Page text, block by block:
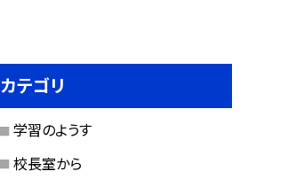
カテゴリ
学習のようす
校長室から